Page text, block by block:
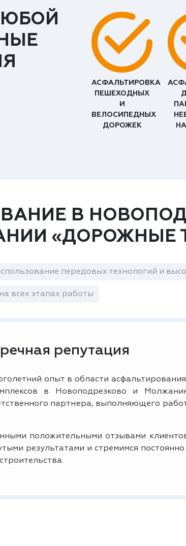
АСФАЛЬТИРОВКА
ПЕШЕХОДНЫХ
И
ВЕЛОСИПЕДНЫХ
ДОРОЖЕК
В
«ДОРОЖНЫЕ
передовых технологий и
всех этапах работы
репутация
опыт в области
в Новоподрезково и
партнера, выполняющего
положительными отзывами
результатами и стремимся